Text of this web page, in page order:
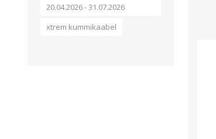
20.04.2026 - 31.07.2026
xtrem kummikaabel